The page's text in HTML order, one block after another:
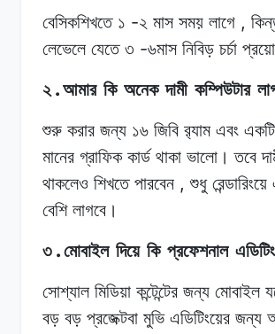
বেসিকশিখতে ১ -২ মাস সময় লাগে ,
লেভেলে যেতে ৩ -৬মাস নিবিড় চর্চা
২.আমার কি অনেক দামী কম্পিউটার
শুরু করার জন্য ১৬ জিবি র‍্যাম এবং একটি
মানের গ্রাফিক কার্ড থাকা ভালো। তবে
থাকলেও শিখতে পারবেন ,শুধু রেন্ডারিংয়ে
বেশি লাগবে।
৩ .মোবাইল দিয়ে কি প্রফেশনাল এডিটিং
সোশ্যাল মিডিয়া কন্টেন্টের জন্য মোবাইল
বড় বড় প্রজেক্টবা মুভি এডিটিংয়ের জন্য